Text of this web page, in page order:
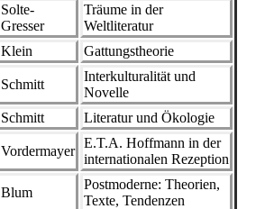
Solte-
Gresser
Träume in der
Weltliteratur
Klein Gattungstheorie
Schmitt
Interkulturalität und
Novelle
Schmitt Literatur und Ökologie
Vordermayer
E.T.A. Hoffmann in der
internationalen Rezeption
Blum
Postmoderne: Theorien,
Texte, Tendenzen